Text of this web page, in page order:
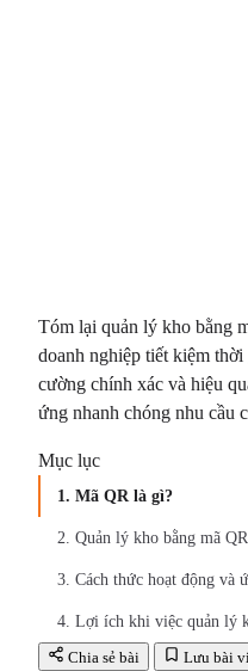
Tóm lại quản lý kho bằng
doanh nghiệp tiết kiệm
cường chính xác và hiệu
ứng nhanh chóng nhu cầu
Mục lục
1. Mã QR là gì?
2. Quản lý kho bằng mã
3. Cách thức hoạt động và
4. Lợi ích khi việc quản lý
Chia sẻ bài
Lưu bài